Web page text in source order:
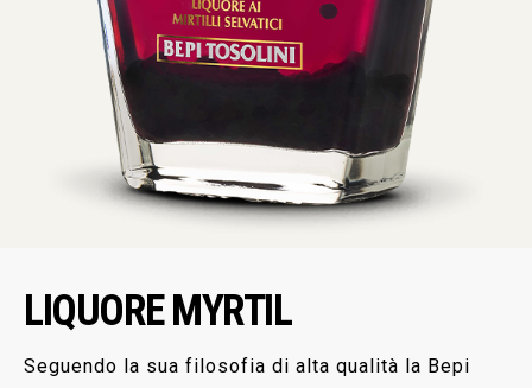
LIQUORE MYRTIL
Seguendo la sua filosofia di alta qualità la Bepi